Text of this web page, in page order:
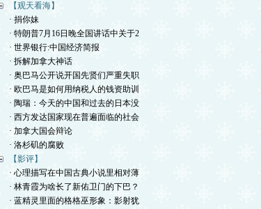
【观天看海】
· 捐你妹
· 特朗普7月16日晚全国讲话中关于2
· 世界银行:中国经济简报
· 拆解加拿大神话
· 奥巴马公开说开国先贤们严重失职
· 欧巴马是如何用纳税人的钱资助训
· 陶瑞：今天的中国和过去的日本没
· 西方发达国家现在普遍面临的社会
· 加拿大国会辩论
· 洛杉矶的腐败
【影评】
· 心理描写在中国古典小说里相对薄
· 林青霞为啥长了新佑卫门的下巴？
· 蓝精灵里面的格格巫形象：影射犹